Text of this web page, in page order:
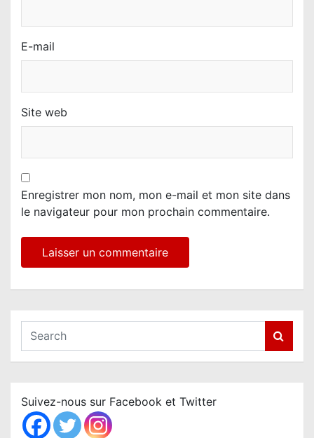
E-mail
Site web
Enregistrer mon nom, mon e-mail et mon site dans
le navigateur pour mon prochain commentaire.
a
c
h
Suivez-nous sur Facebook et Twitter